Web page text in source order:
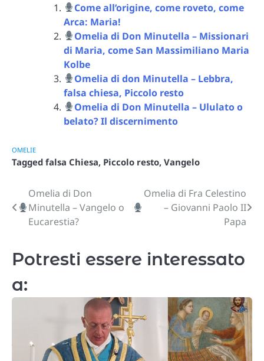
Come all’origine, come roveto, come
Arca: Maria!
Omelia di Don Minutella – Missionari
di Maria, come San Massimiliano Maria
Kolbe
Omelia di don Minutella – Lebbra,
falsa chiesa, Piccolo resto
Omelia di Don Minutella – Ululato o
belato? Il discernimento
OMELIE
Tagged falsa Chiesa, Piccolo resto, Vangelo
Navigazione
articoli
Omelia di Don
Minutella – Vangelo o
Eucarestia?
Omelia di Fra Celestino
– Giovanni Paolo II
Papa
Potresti essere interessato
a: